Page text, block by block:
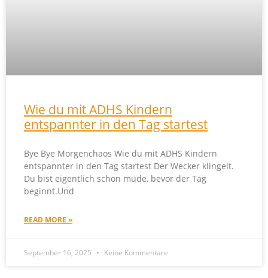
Wie du mit ADHS Kindern
entspannter in den Tag startest
Bye Bye Morgenchaos Wie du mit ADHS Kindern
entspannter in den Tag startest Der Wecker klingelt.
Du bist eigentlich schon müde, bevor der Tag
beginnt.Und
READ MORE »
September 16, 2025 Keine Kommentare